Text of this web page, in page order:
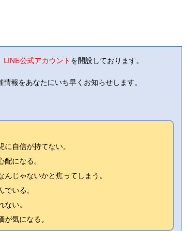
LINE公式アカウント を開設しております。
報をあなたにいち早くお知らせします。
自信が持てない。
になる。
じゃないかと焦ってしまう。
いる。
い。
気になる。